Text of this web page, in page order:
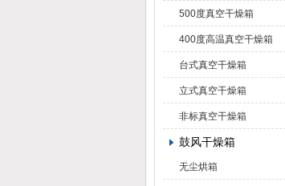
500度真空干燥箱
400度高温真空干燥箱
台式真空干燥箱
立式真空干燥箱
非标真空干燥箱
鼓风干燥箱
无尘烘箱